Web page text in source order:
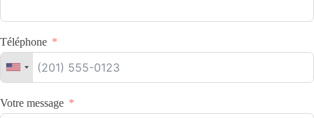
Téléphone
Votre message